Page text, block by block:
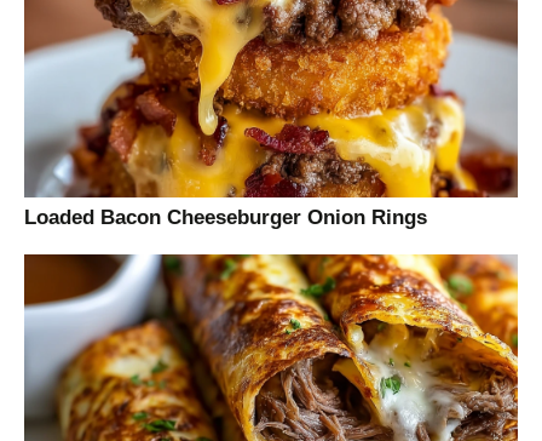
Loaded Bacon Cheeseburger Onion Rings